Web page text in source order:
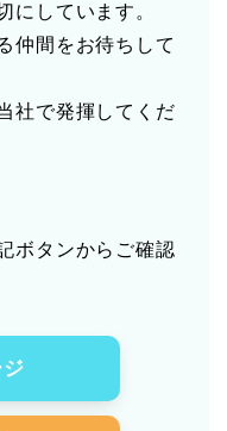
にしています。
仲間をお待ちして
社で発揮してくだ
ボタンからご確認